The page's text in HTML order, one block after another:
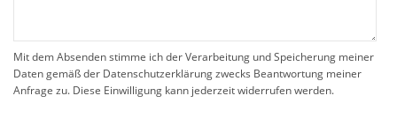
Mit dem Absenden stimme ich der Verarbeitung und Speicherung meiner
Daten gemäß der Datenschutzerklärung zwecks Beantwortung meiner
Anfrage zu. Diese Einwilligung kann jederzeit widerrufen werden.